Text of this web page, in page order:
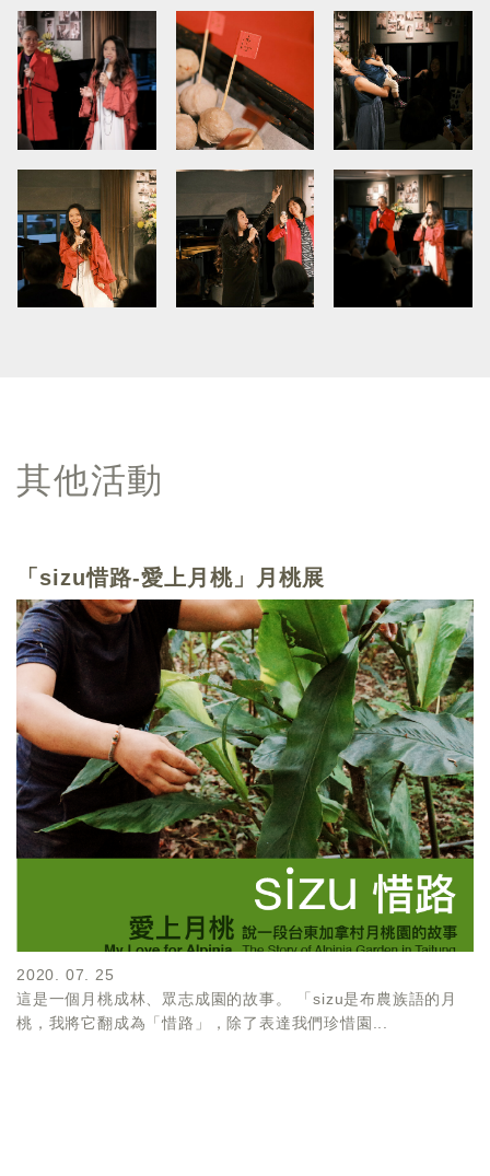
其他活動
「sizu惜路-愛上月桃」月桃展
2020. 07. 25
這是一個月桃成林、眾志成園的故事。 「sizu是布農族語的月
桃，我將它翻成為「惜路」，除了表達我們珍惜園...